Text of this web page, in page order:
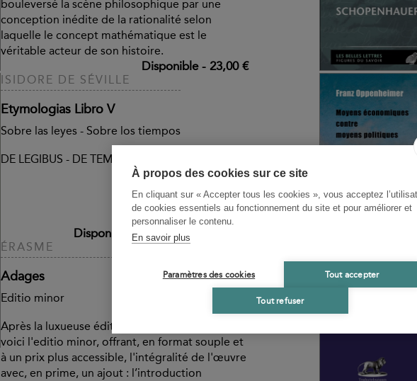
À propos des cookies sur ce site
En cliquant sur « Accepter tous les cookies », vous acceptez
de cookies essentiels au fonctionnement du site et pour améliorer et
personnaliser le contenu.
En savoir plus
Paramètres des cookies Tout accepter
Tout refuser
bouleversé la scène philosophique par une
conception inédite de la rationalité selon
laquelle le concept mathématique est le
véritable acteur de son histoire.
Disponible- 23,00 €
ISIDORE DE SÉVILLE
Etymologias Libro V
Sobre las leyes - Sobre los tiempos
DE LEGIBUS - DE TEMPORIBUS
Disponible -59,00 €
ÉRASME
Adages
Editio minor
Après la luxueuse édition reliée et numérotée,
voici l'editio minor, offrant, en format souple et
à un prix plus accessible, l'intégralité de l'œuvre
avec, en prime, un ajout : l’introduction